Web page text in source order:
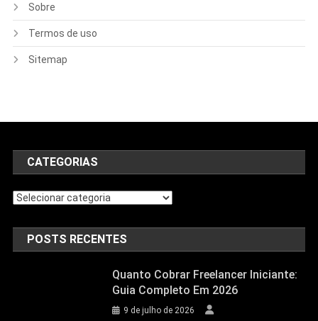
Sobre
Termos de uso
Sitemap
CATEGORIAS
POSTS RECENTES
Quanto Cobrar Freelancer Iniciante:
Guia Completo Em 2026
9 de julho de 2026